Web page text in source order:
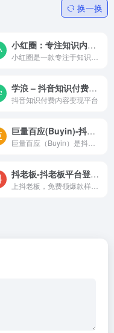
换一换
小红圈：专注知识内容变现的社群运营管理工具
学浪 – 抖音知识付费内容变现平台
抖音知识付费内容变现平台
巨量百应(Buyin)-抖音电商旗下的内容营销综合服务平台
抖老板-抖老板平台登录入口_抖老板平台网页登录